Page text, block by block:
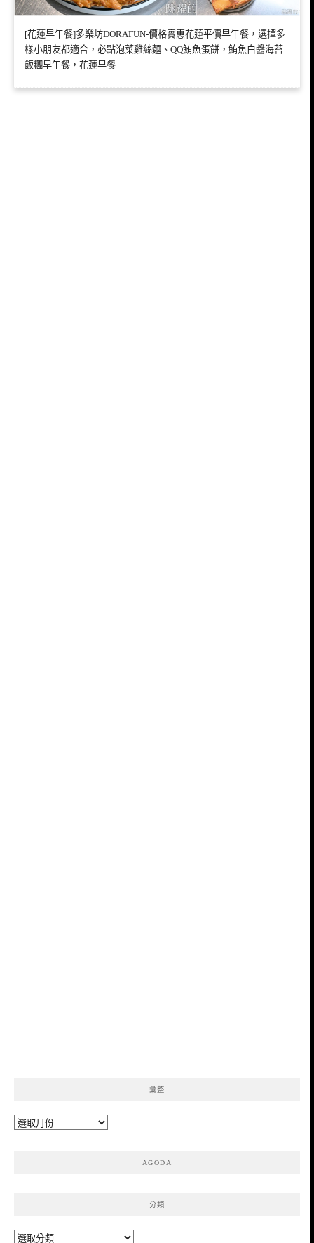
[花蓮早午餐]多樂坊DORAFUN-價格實惠花蓮平價早午餐，選擇多
樣小朋友都適合，必點泡菜雞絲麵、QQ鮪魚蛋餅，鮪魚白醬海苔
飯糰早午餐，花蓮早餐
彙整
彙
AGODA
分類
分